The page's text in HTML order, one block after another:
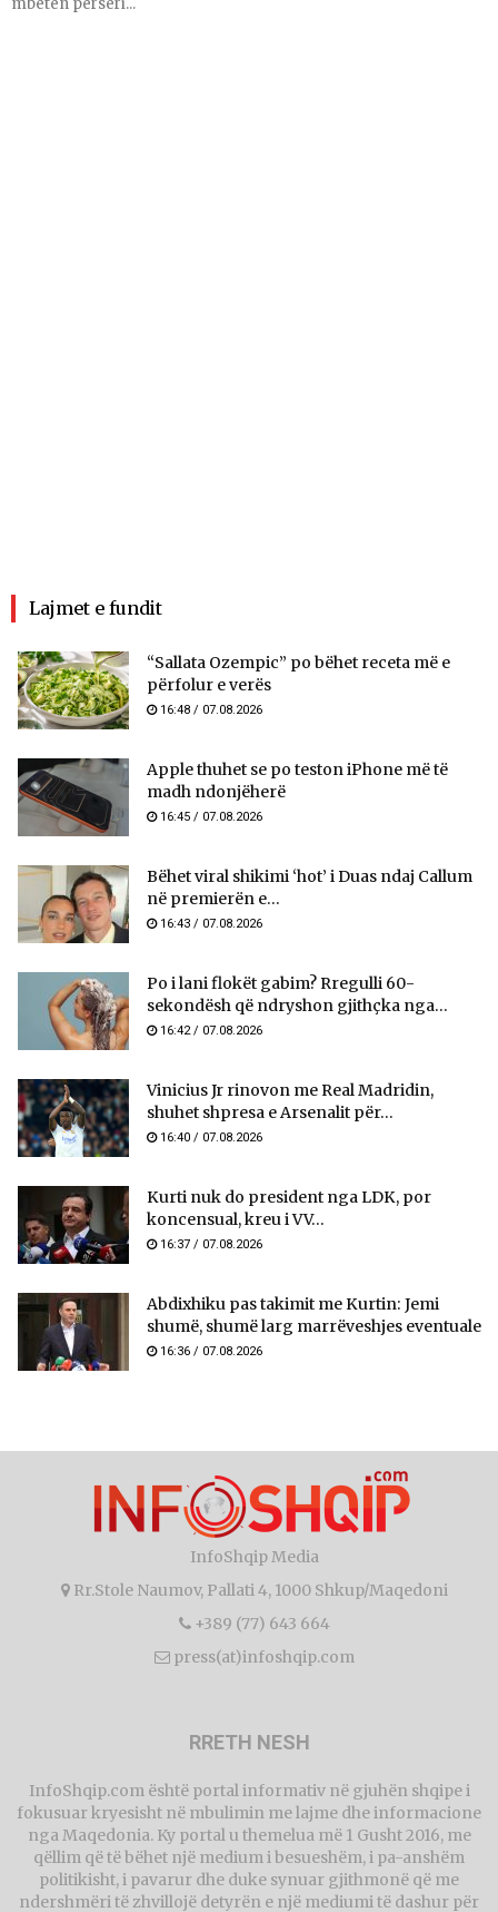
mbetën përsëri...
Lajmet e fundit
“Sallata Ozempic” po bëhet receta më e
përfolur e verës
16:48 / 07.08.2026
Apple thuhet se po teston iPhone më të
madh ndonjëherë
16:45 / 07.08.2026
Bëhet viral shikimi ‘hot’ i Duas ndaj Callum
në premierën e...
16:43 / 07.08.2026
Po i lani flokët gabim? Rregulli 60-
sekondësh që ndryshon gjithçka nga...
16:42 / 07.08.2026
Vinicius Jr rinovon me Real Madridin,
shuhet shpresa e Arsenalit për...
16:40 / 07.08.2026
Kurti nuk do president nga LDK, por
koncensual, kreu i VV...
16:37 / 07.08.2026
Abdixhiku pas takimit me Kurtin: Jemi
shumë, shumë larg marrëveshjes eventuale
16:36 / 07.08.2026
InfoShqip Media
Rr.Stole Naumov, Pallati 4, 1000 Shkup/Maqedoni
+389 (77) 643 664
press(at)infoshqip.com
RRETH NESH
InfoShqip.com është portal informativ në gjuhën shqipe i
fokusuar kryesisht në mbulimin me lajme dhe informacione
nga Maqedonia. Ky portal u themelua më 1 Gusht 2016, me
qëllim që të bëhet një medium i besueshëm, i pa-anshëm
politikisht, i pavarur dhe duke synuar gjithmonë që me
ndershmëri të zhvillojë detyrën e një mediumi të dashur për